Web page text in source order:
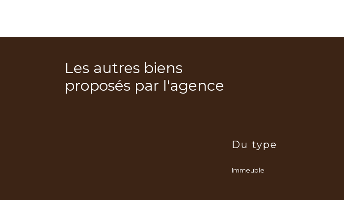
Les autres biens
proposés par l'agence
Du type
Immeuble